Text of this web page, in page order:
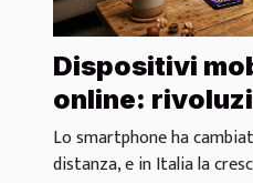
Dispositivi
online:
silenziosa nel
giocare
Lo smartphone ha
distanza, e in Italia la